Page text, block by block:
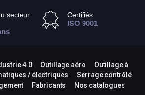
secteur
Certifiés
ISO 9001
4.0 Outillage aéro
Outillage à
/ électriques
Serrage contrôlé
Fabricants Nos catalogues